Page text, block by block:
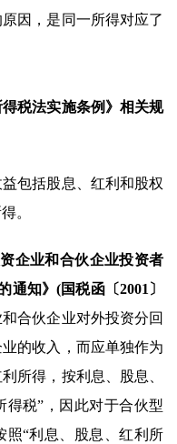
因，是同一所得对应了
得税法实施条例》相关规
包括股息、红利和股权
。
企业和合伙企业投资者
知》(国税函〔2001〕
合伙企业对外投资分回
的收入，而应单独作为
所得，按利息、股息、
得税”，因此对于合伙型
照“利息、股息、红利所